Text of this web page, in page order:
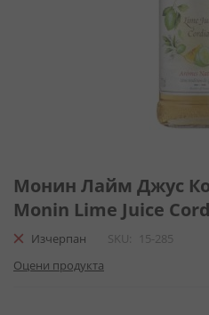
към
началото
на
галерия
снимки
Монин Лайм Джус
Monin Lime Juice
Изчерпан SKU
15-285
Оцени продукта